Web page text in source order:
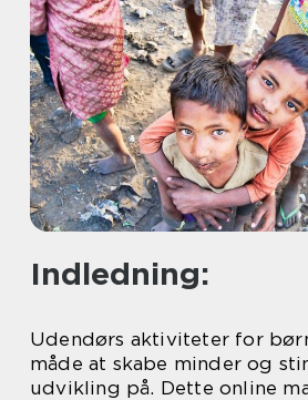
Indledning:
Udendørs aktiviteter for
måde at skabe minder og
udvikling på. Dette online